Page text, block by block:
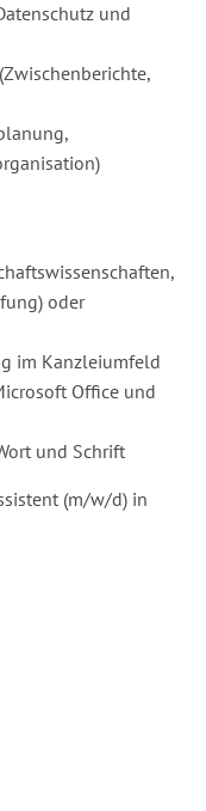
und
oder
im Kanzleiumfeld
Office und
und Schrift
(m/w/d) in